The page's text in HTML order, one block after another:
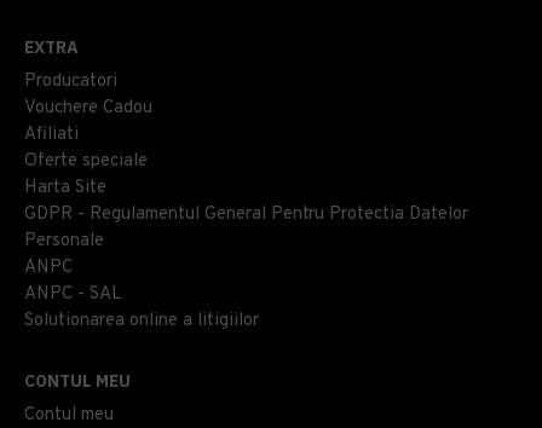
EXTRA
Producatori
Vouchere Cadou
Afiliati
Oferte speciale
Harta Site
GDPR - Regulamentul General Pentru Protectia Datelor
Personale
ANPC
ANPC - SAL
Solutionarea online a litigiilor
CONTUL MEU
Contul meu